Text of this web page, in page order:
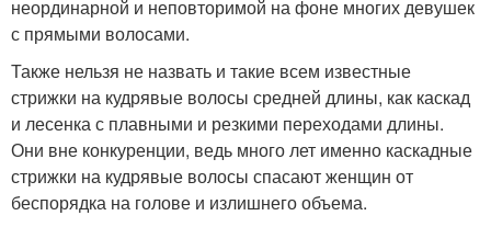
неординарной и неповторимой на фоне многих девушек
с прямыми волосами.
Также нельзя не назвать и такие всем известные
стрижки на кудрявые волосы средней длины, как каскад
и лесенка с плавными и резкими переходами длины.
Они вне конкуренции, ведь много лет именно каскадные
стрижки на кудрявые волосы спасают женщин от
беспорядка на голове и излишнего объема.